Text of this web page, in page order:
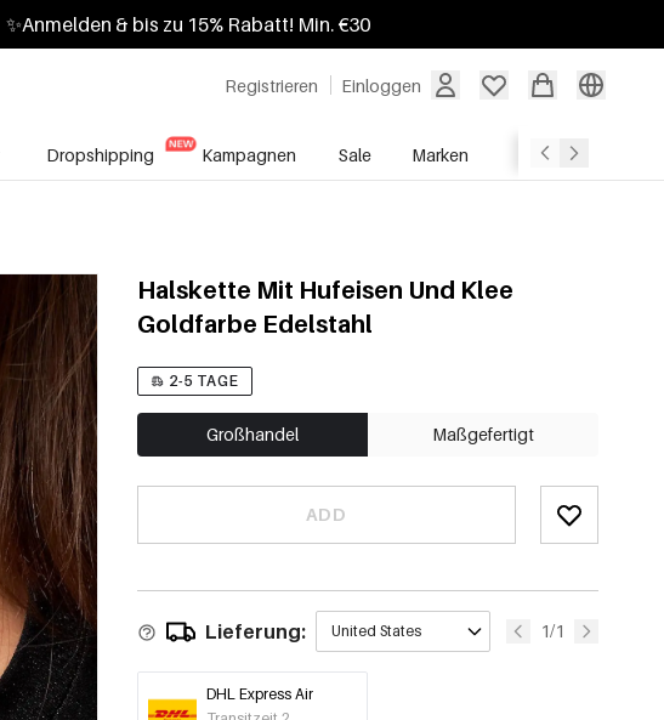
✨Anmelden & bis zu 15% Rabatt! Min. €30
Registrieren Einloggen
Dropshipping Kampagnen Sale Marken
Halskette Mit Hufeisen Und Klee
Goldfarbe Edelstahl
2-5 TAGE
Großhandel Maßgefertigt
ADD
Lieferung: United States 1/1
DHL Express Air